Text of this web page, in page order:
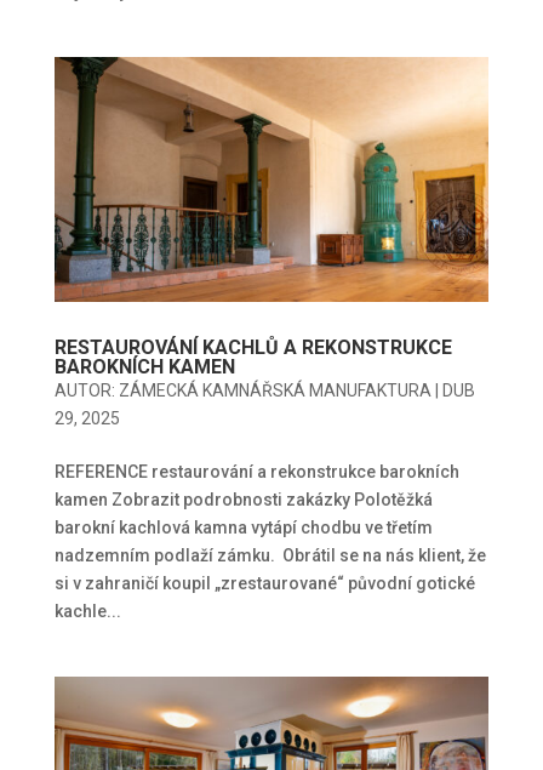
RESTAUROVÁNÍ KACHLŮ A REKONSTRUKCE
BAROKNÍCH KAMEN
AUTOR: ZÁMECKÁ KAMNÁŘSKÁ MANUFAKTURA
DUB
29, 2025
REFERENCE restaurování a rekonstrukce barokních
kamen Zobrazit podrobnosti zakázky Polotěžká
barokní kachlová kamna vytápí chodbu ve třetím
nadzemním podlaží zámku. Obrátil se na nás klient, že
si v zahraničí koupil „zrestaurované“ původní gotické
kachle...